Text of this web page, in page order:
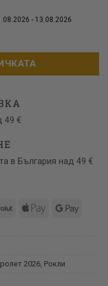
- 13.08.2026
със сребристи
49 €
в България над 49 €
RevolutApple
Google
2026, Рокли